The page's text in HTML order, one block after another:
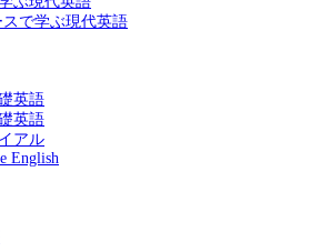
で学ぶ現代英語
英語
英語
アル
English